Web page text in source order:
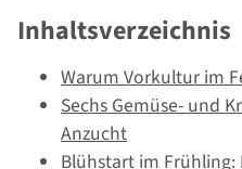
Inhaltsverzeichnis
Warum Vorkultur im
Sechs Gemüse- und
Anzucht
Blühstart im